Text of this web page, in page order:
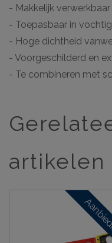
- Makkelijk verwerkbaar
- Toepasbaar in
- Hoge dichtheid
- Voorgeschilderd en
- Te combineren met
artikelen